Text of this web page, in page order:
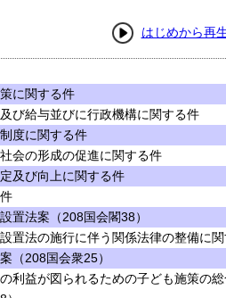
はじめから再
に関する件
び給与並びに行政機構に関する件
度に関する件
会の形成の促進に関する件
及び向上に関する件
置法案（208国会閣38）
置法の施行に伴う関係法律の整備に
（208国会衆25）
利益が図られるための子ども施策の